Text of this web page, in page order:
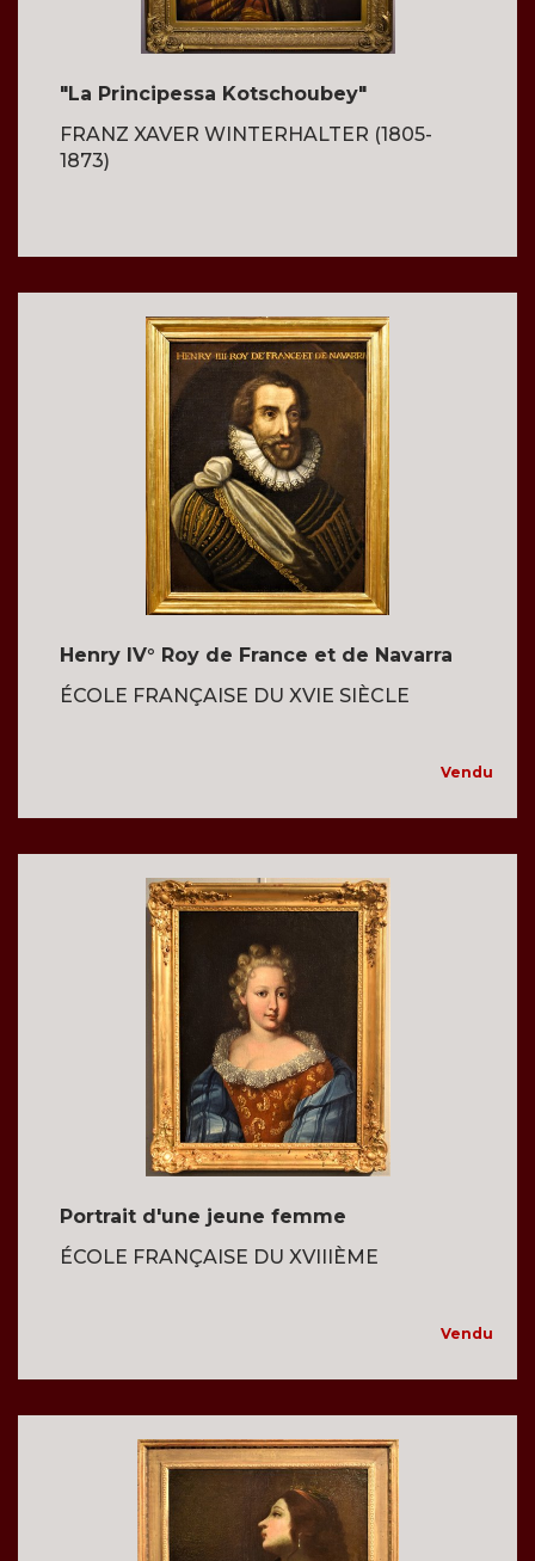
"La Principessa Kotschoubey"
FRANZ XAVER WINTERHALTER (1805-
1873)
Henry IV° Roy de France et de Navarra
ÉCOLE FRANÇAISE DU XVIE SIÈCLE
Vendu
Portrait d'une jeune femme
ÉCOLE FRANÇAISE DU XVIIIÈME
Vendu